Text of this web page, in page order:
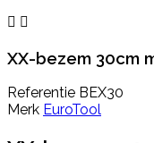
 
XX-bezem 30cm
Referentie BEX30
Merk EuroTool